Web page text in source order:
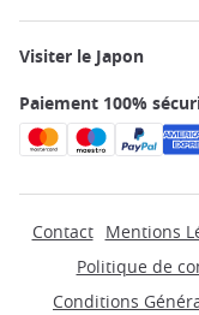
Visiter le Japon
Paiement 100%
Contact Mentions
Politique de
Conditions